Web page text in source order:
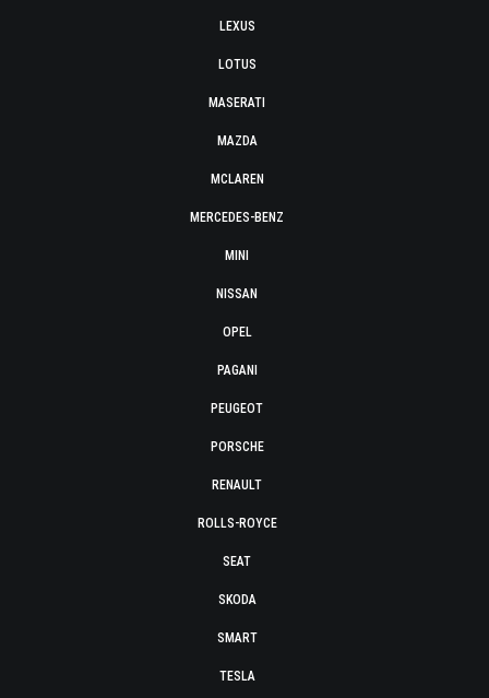
LEXUS
LOTUS
MASERATI
MAZDA
MCLAREN
MERCEDES-BENZ
MINI
NISSAN
OPEL
PAGANI
PEUGEOT
PORSCHE
RENAULT
ROLLS-ROYCE
SEAT
SKODA
SMART
TESLA